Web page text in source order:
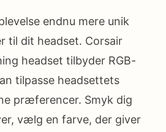
endnu mere unik
til dit headset. Corsair
headset tilbyder RGB-
tilpasse headsettets
præferencer. Smyk dig
vælg en farve, der giver